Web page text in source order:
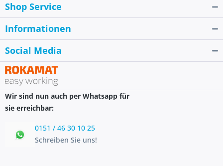
Shop Service
Informationen
Social Media
Wir sind nun auch per Whatsapp für
sie erreichbar:
0151 / 46 30 10 25
Schreiben Sie uns!